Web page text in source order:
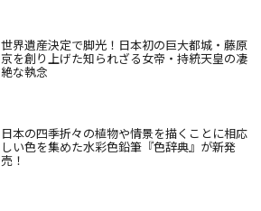
世界遺産決定で脚光！日本初の巨大都城・藤原
京を創り上げた知られざる女帝・持統天皇の凄
絶な執念
日本の四季折々の植物や情景を描くことに相応
しい色を集めた水彩色鉛筆『色辞典』が新発
売！